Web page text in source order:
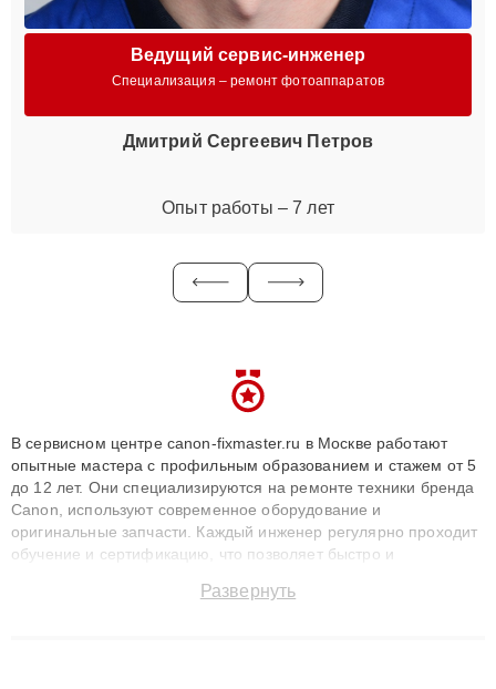
Ведущий сервис-инженер
Специализация – ремонт фотоаппаратов
Дмитрий Сергеевич Петров
Опыт работы – 7 лет
В сервисном центре canon-fixmaster.ru в Москве работают
опытные мастера с профильным образованием и стажем от 5
до 12 лет. Они специализируются на ремонте техники бренда
Canon, используют современное оборудование и
оригинальные запчасти. Каждый инженер регулярно проходит
обучение и сертификацию, что позволяет быстро и
сохранением гарантии до 3 лет. Наши мастера решают
Развернуть